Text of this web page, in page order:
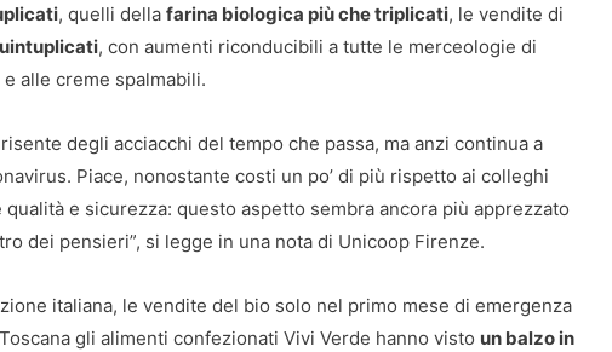
, quelli della farina biologica più che triplicati, le vendite di
, con aumenti riconducibili a tutte le merceologie di
alle creme spalmabili.
degli acciacchi del tempo che passa, ma anzi continua a
Piace, nonostante costi un po’ di più rispetto ai colleghi
e sicurezza: questo aspetto sembra ancora più apprezzato
dei pensieri”, si legge in una nota di Unicoop Firenze.
italiana, le vendite del bio solo nel primo mese di emergenza
gli alimenti confezionati Vivi Verde hanno visto un balzo in